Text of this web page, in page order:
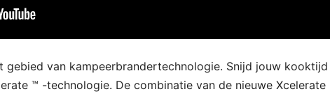
gebied van kampeerbrandertechnologie. Snijd jouw kooktijd
™ -technologie. De combinatie van de nieuwe Xcelerate